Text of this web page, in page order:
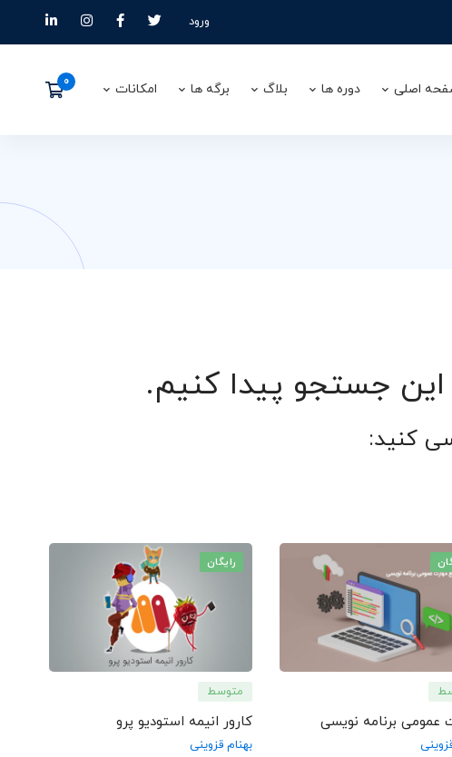
ورود
اصلی دوره ها بلاگ برگه ها امکانات
جستجو پیدا کنیم.
کنید:
عمومی برنامه نویسی
رایگان
متوسط
کارور انیمه استودیو پرو
بهنام قزوینی